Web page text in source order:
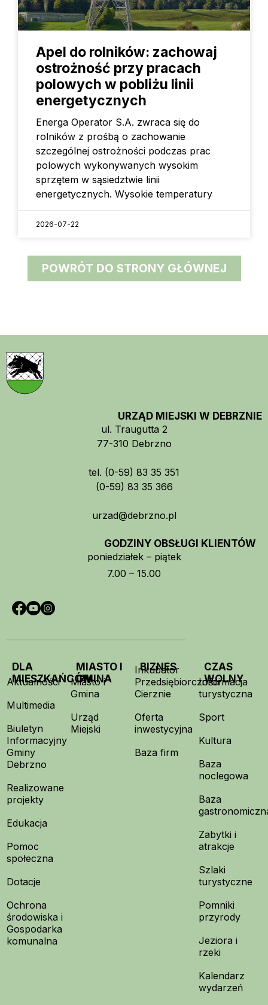
Apel do rolników: zachowaj
ostrożność przy pracach
polowych w pobliżu linii
energetycznych
Energa Operator S.A. zwraca się do
rolników z prośbą o zachowanie
szczególnej ostrożności podczas prac
polowych wykonywanych wysokim
sprzętem w sąsiedztwie linii
energetycznych. Wysokie temperatury
2026-07-22
POWRÓT DO STRONY GŁÓWNEJ
URZĄD MIEJSKI W DEBRZNIE
ul. Traugutta 2
77-310 Debrzno
tel. (0-59) 83 35 351
(0-59) 83 35 366
urzad@debrzno.pl
GODZINY OBSŁUGI KLIENTÓW
poniedziałek – piątek
7.00 – 15.00
DLA
MIESZKAŃCÓW
Aktualności
Multimedia
Biuletyn
Informacyjny
Gminy
Debrzno
Realizowane
projekty
Edukacja
Pomoc
społeczna
Dotacje
Ochrona
środowiska i
Gospodarka
komunalna
MIASTO I
GMINA
Miasto i
Gmina
Urząd
Miejski
BIZNES
Inkubator
Przedsiębiorczości
Cierznie
Oferta
inwestycyjna
Baza firm
CZAS
WOLNY
Informacja
turystyczna
Sport
Kultura
Baza
noclegowa
Baza
Zabytki i
atrakcje
Szlaki
turystyczne
Pomniki
przyrody
Jeziora i
rzeki
Kalendarz
wydarzeń